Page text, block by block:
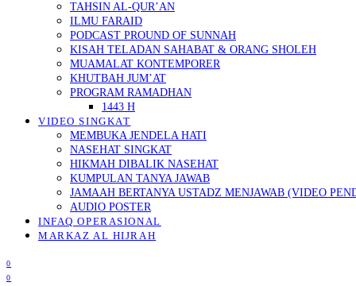
TAHSIN AL-QUR’AN
ILMU FARAID
PODCAST PROUND OF SUNNAH
KISAH TELADAN SAHABAT & ORANG SHOLEH
MUAMALAT KONTEMPORER
KHUTBAH JUM’AT
PROGRAM RAMADHAN
1443 H
VIDEO SINGKAT
MEMBUKA JENDELA HATI
NASEHAT SINGKAT
HIKMAH DIBALIK NASEHAT
KUMPULAN TANYA JAWAB
JAMAAH BERTANYA USTADZ MENJAWAB (VIDEO
AUDIO POSTER
INFAQ OPERASIONAL
MARKAZ AL HIJRAH
0
0